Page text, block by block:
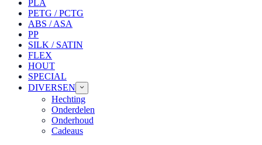
PLA
PETG / PCTG
ABS / ASA
PP
SILK / SATIN
FLEX
HOUT
SPECIAL
DIVERSEN
Hechting
Onderdelen
Onderhoud
Cadeaus